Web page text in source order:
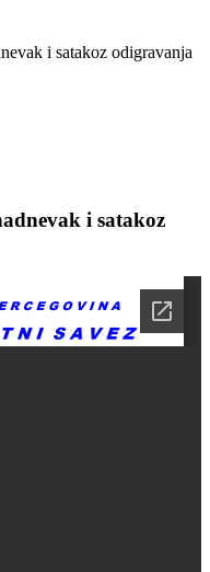
i satakoz odigravanja
i satakoz